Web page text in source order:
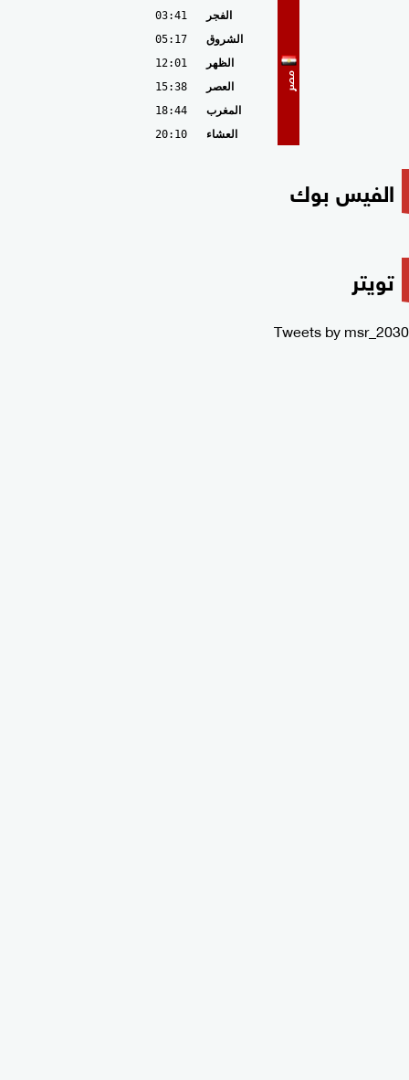
مصر
الفجر
03:41
الشروق
05:17
الظهر
12:01
العصر
15:38
المغرب
18:44
العشاء
20:10
الفيس بوك
تويتر
Tweets by msr_2030